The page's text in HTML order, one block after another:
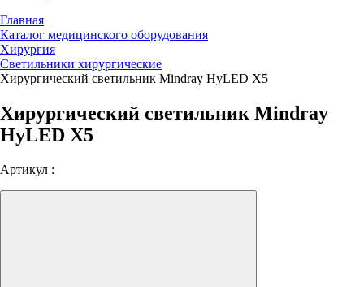
Главная
Каталог медицинского оборудования
Хирургия
Светильники хирургические
Хирургический светильник Mindray HyLED X5
Хирургический светильник Mindray
HyLED X5
Артикул :